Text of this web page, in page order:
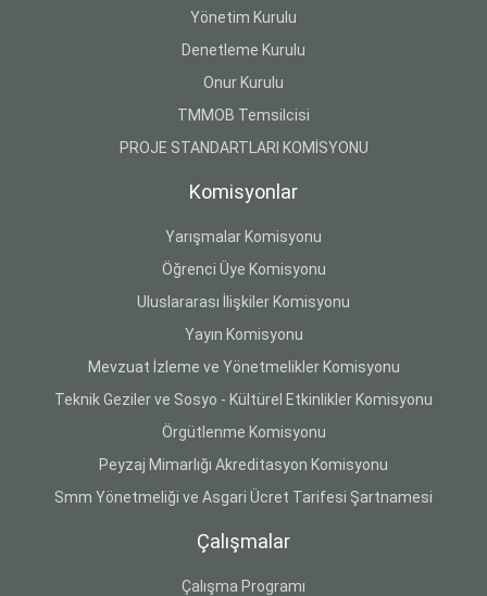
Yönetim Kurulu
Denetleme Kurulu
Onur Kurulu
TMMOB Temsilcisi
PROJE STANDARTLARI KOMİSYONU
Komisyonlar
Yarışmalar Komisyonu
Öğrenci Üye Komisyonu
Uluslararası İlişkiler Komisyonu
Yayın Komisyonu
Mevzuat İzleme ve Yönetmelikler Komisyonu
Teknik Geziler ve Sosyo - Kültürel Etkinlikler Komisyonu
Örgütlenme Komisyonu
Peyzaj Mimarlığı Akreditasyon Komisyonu
Smm Yönetmeliği ve Asgari Ücret Tarifesi Şartnamesi
Çalışmalar
Çalışma Programı